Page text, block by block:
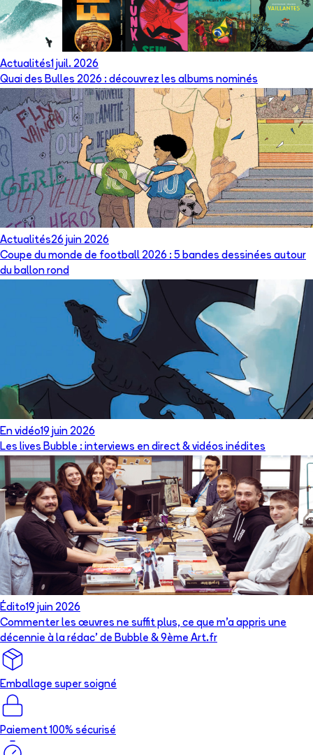
Actualités1 juil. 2026
Quai des Bulles 2026 : découvrez les albums nominés
Actualités26 juin 2026
Coupe du monde de football 2026 : 5 bandes dessinées autour
du ballon rond
En vidéo19 juin 2026
Les lives Bubble : interviews en direct & vidéos inédites
Édito19 juin 2026
Commenter les œuvres ne suffit plus, ce que m’a appris une
décennie à la rédac’ de Bubble & 9ème Art.fr
Emballage super soigné
Paiement 100% sécurisé